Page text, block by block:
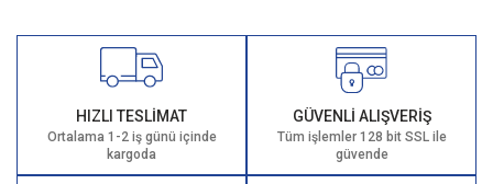
HIZLI TESLİMAT
Ortalama 1-2 iş günü içinde
kargoda
GÜVENLİ ALIŞVERİŞ
Tüm işlemler 128 bit SSL ile
güvende